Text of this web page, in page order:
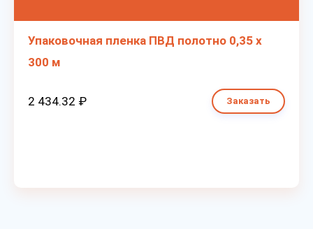
Упаковочная пленка ПВД полотно 0,35 х
300 м
2 434.32 ₽ Заказать